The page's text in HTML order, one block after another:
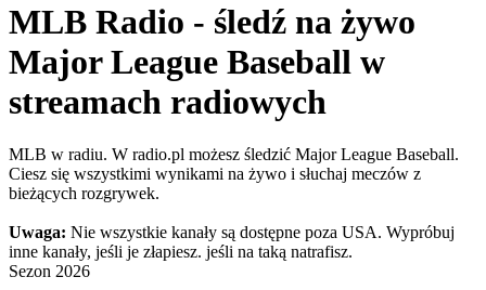
MLB Radio - śledź na żywo
Major League Baseball w
streamach radiowych
MLB w radiu. W radio.pl możesz śledzić Major League Baseball.
Ciesz się wszystkimi wynikami na żywo i słuchaj meczów z
bieżących rozgrywek.
Uwaga: Nie wszystkie kanały są dostępne poza USA. Wypróbuj
inne kanały, jeśli je złapiesz. jeśli na taką natrafisz.
Sezon 2026